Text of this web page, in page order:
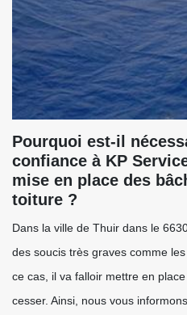
Pourquoi est-il
confiance à KP
mise en place des
toiture ?
Dans la ville de Thuir dans le
des soucis très graves comme
ce cas, il va falloir mettre en
cesser. Ainsi, nous vous